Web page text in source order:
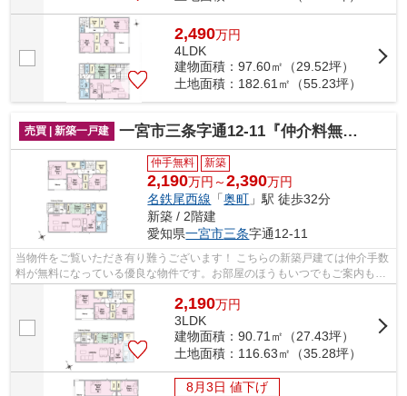
2,490万円
4LDK
建物面積：97.60㎡（29.52坪）
土地面積：182.61㎡（55.23坪）
売買 | 新築一戸建 一宮市三条字通12-11『仲介料無料』新築戸建て
仲手無料 新築
2,190万円～2,390万円
名鉄尾西線 「奥町 」駅 徒歩32分
新築 / 2階建
愛知県一宮市三条字通12-11
当物件をご覧いただき有り難うございます！ こちらの新築戸建ては仲介手数
料が無料になっている優良な物件です。お部屋のほうもいつでもご案内もさ
せて頂きますのでお気軽にお問合せ下...
2,190万円
3LDK
建物面積：90.71㎡（27.43坪）
土地面積：116.63㎡（35.28坪）
8月3日 値下げ